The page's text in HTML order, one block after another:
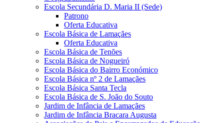
Escola Secundária D. Maria II (Sede)
Patrono
Oferta Educativa
Escola Básica de Lamaçães
Oferta Educativa
Escola Básica de Tenões
Escola Básica de Nogueiró
Escola Básica do Bairro Económico
Escola Básica nº 2 de Lamaçães
Escola Básica Santa Tecla
Escola Básica de S. João do Souto
Jardim de Infância de Lamaçães
Jardim de Infância Bracara Augusta